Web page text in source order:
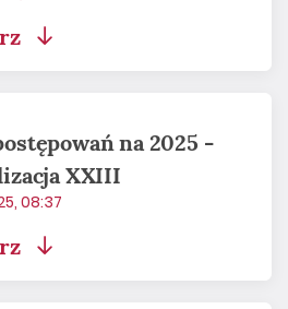
na 2025 -
XXIII
08:37